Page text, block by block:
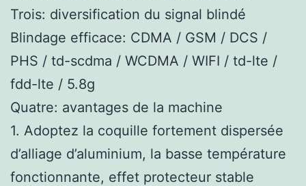
Trois: diversification du signal blindé
Blindage efficace: CDMA / GSM / DCS /
PHS / td-scdma / WCDMA / WIFI / td-lte /
fdd-lte / 5.8g
Quatre: avantages de la machine
1. Adoptez la coquille fortement dispersée
d’alliage d’aluminium, la basse température
fonctionnante, effet protecteur stable